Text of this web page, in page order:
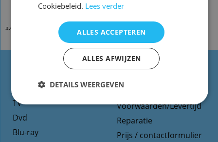
n.qwv03 x2
Voorwaarden/Levertijd
Reparatie
Prijs / contactformulier
afstandsbediening
TV
Dvd
Blu-ray
Cookiebeleid. Lees verder
ALLES ACCEPTEREN
ALLES AFWIJZEN
DETAILS WEERGEVEN